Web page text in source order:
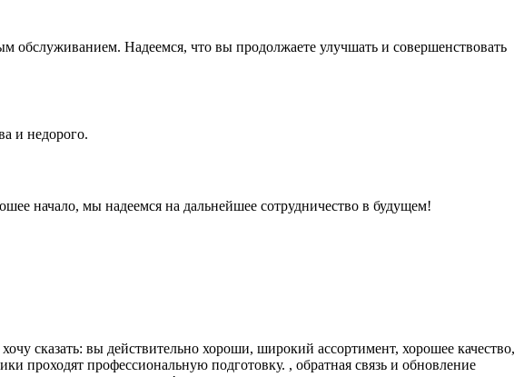
Надеемся, что вы продолжаете улучшать и совершенствовать
и недорого.
начало, мы надеемся на дальнейшее сотрудничество в будущем!
сказать: вы действительно хороши, широкий ассортимент, хорошее качество,
проходят профессиональную подготовку. , обратная связь и обновление